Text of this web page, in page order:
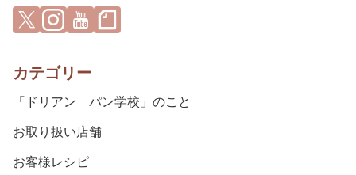
カテゴリー
「ドリアン パン学校」のこと
お取り扱い店舗
お客様レシピ